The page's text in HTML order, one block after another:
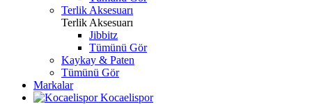
Terlik Aksesuarı
Terlik Aksesuarı
Jibbitz
Tümünü Gör
Kaykay & Paten
Tümünü Gör
Markalar
Kocaelispor